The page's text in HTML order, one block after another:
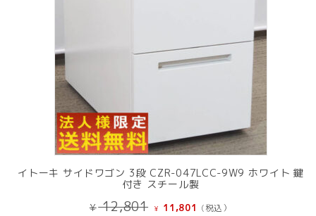
イトーキ サイドワゴン 3段 CZR-047LCC-9W9 ホワイト 鍵
付き スチール製
¥12,801
元
¥ 11,801 現
(税込）